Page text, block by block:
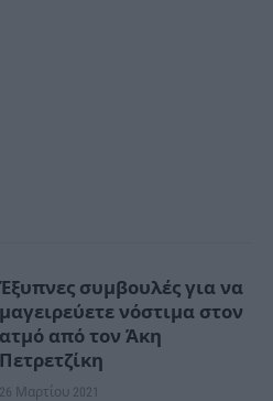
Έξυπνες συμβουλές για να
μαγειρεύετε νόστιμα στον
ατμό από τον Άκη
Πετρετζίκη
26 Μαρτίου 2021